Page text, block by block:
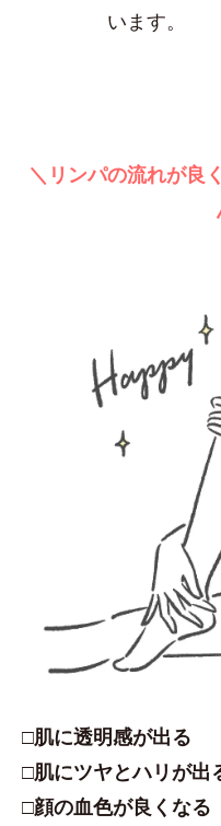
います。
＼リンパの流れが良
□肌に透明感が出る
□肌にツヤとハリが出
□顔の血色が良くなる